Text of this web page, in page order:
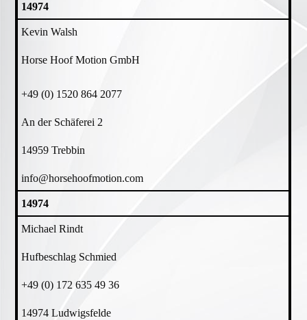
14974
Kevin Walsh
Horse Hoof Motion GmbH
+49 (0) 1520 864 2077
An der Schäferei 2
14959 Trebbin
info@horsehoofmotion.com
14974
Michael Rindt
Hufbeschlag Schmied
+49 (0) 172 635 49 36
14974 Ludwigsfelde